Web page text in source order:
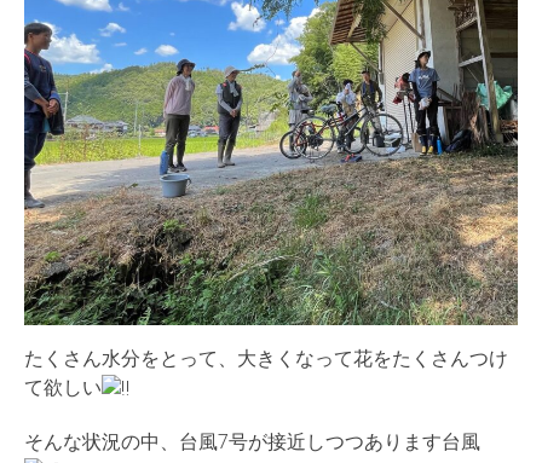
たくさん水分をとって、大きくなって花をたくさんつけ
て欲しい
そんな状況の中、台風7号が接近しつつあります台風